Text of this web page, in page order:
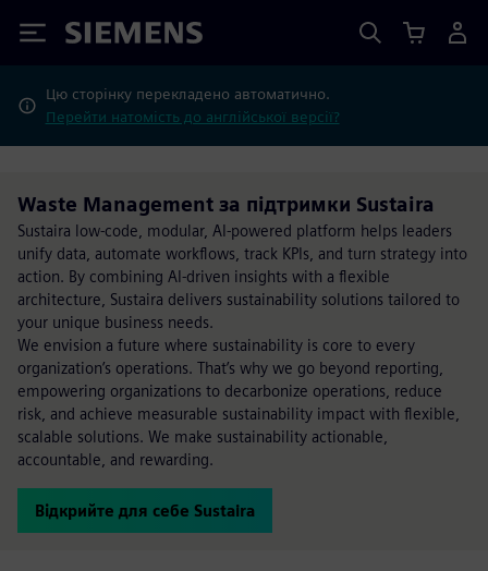
Siemens
Цю сторінку перекладено автоматично.
Перейти натомість до англійської версії?
Waste Management за підтримки Sustaira
Sustaira low-code, modular, AI-powered platform helps leaders
unify data, automate workflows, track KPIs, and turn strategy into
action. By combining AI-driven insights with a flexible
architecture, Sustaira delivers sustainability solutions tailored to
your unique business needs.
We envision a future where sustainability is core to every
organization’s operations. That’s why we go beyond reporting,
empowering organizations to decarbonize operations, reduce
risk, and achieve measurable sustainability impact with flexible,
scalable solutions. We make sustainability actionable,
accountable, and rewarding.
Відкрийте для себе Sustaira